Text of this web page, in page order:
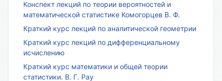
Конспект лекций по теории вероятностей и
математической статистике Комогорцев В. Ф.
Краткий курс лекций по аналитической геометрии
Краткий курс лекций по дифференциальному
исчислению
Краткий курс математики и общей теории
статистики. В. Г. Рау